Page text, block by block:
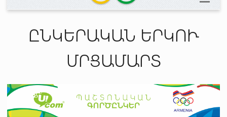
ԸՆԿԵՐԱԿԱՆ ԵՐԿՈՒ
ՄՐՑԱՄԱՐՏ